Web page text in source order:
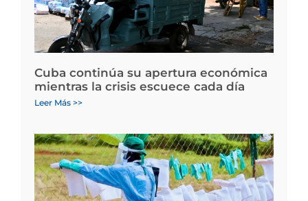
Cuba continúa su apertura económica
mientras la crisis escuece cada día
Leer Más >>